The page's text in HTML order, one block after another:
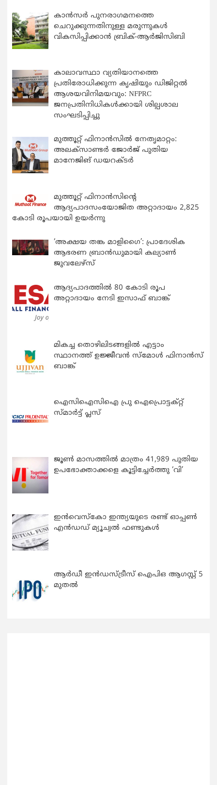
കാന്‍സര്‍ പുനരാഗമനത്തെ
ചെറുക്കുന്നതിനുള്ള മരുന്നുകള്‍
വികസിപ്പിക്കാന്‍ ബ്രിക്-ആര്‍ജിസിബി
കാലാവസ്ഥാ വ്യതിയാനത്തെ
പ്രതിരോധിക്കുന്ന കൃഷിയും ഡിജിറ്റൽ
ആശയവിനിമയവും: NFPRC
ജനപ്രതിനിധികൾക്കായി ശില്പശാല
സംഘടിപ്പിച്ചു
മുത്തൂറ്റ് ഫിനാൻസിൽ നേതൃമാറ്റം:
അലക്സാണ്ടർ ജോർജ് പുതിയ
മാനേജിങ് ഡയറക്ടർ
മുത്തൂറ്റ് ഫിനാൻസിന്റെ
ആദ്യപാദസംയോജിത അറ്റാദായം 2,825
കോടി രൂപയായി ഉയർന്നു
‘അക്ഷയ തങ്ക മാളിഗൈ’: പ്രാദേശിക
ആഭരണ ബ്രാന്‍ഡുമായി കല്യാണ്‍
ജുവലേഴ്‌സ്
ആദ്യപാദത്തിൽ 80 കോടി രൂപ
അറ്റാദായം നേടി ഇസാഫ് ബാങ്ക്
മികച്ച തൊഴിലിടങ്ങളിൽ എട്ടാം
സ്ഥാനത്ത് ഉജ്ജീവൻ സ്മോൾ ഫിനാൻസ്
ബാങ്ക്
ഐസിഐസിഐ പ്രു ഐപ്രൊട്ടക്റ്റ്
സ്മാർട്ട് പ്ലസ്
ജൂൺ മാസത്തിൽ മാത്രം 41,989 പുതിയ
ഉപഭോക്താക്കളെ കൂട്ടിച്ചേർത്തു ‘വി’
ഇന്‍വെസ്കോ ഇന്ത്യയുടെ രണ്ട് ഓപ്പണ്‍
എന്‍ഡഡ് മ്യൂച്വല്‍ ഫണ്ടുകള്‍
ആർഡീ ഇൻഡസ്ട്രീസ് ഐപിഒ ആഗസ്റ്റ് 5
മുതൽ